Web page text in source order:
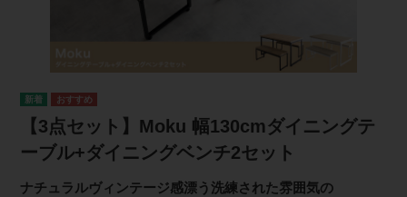
【3点セット】Moku 幅130cmダイニングテ
ーブル+ダイニングベンチ2セット
ナチュラルヴィンテージ感漂う洗練された雰囲気の